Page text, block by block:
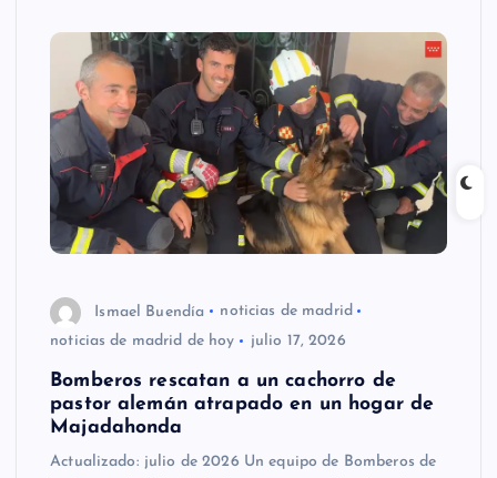
Ismael Buendía
noticias de madrid
noticias de madrid de hoy
julio 17, 2026
Bomberos rescatan a un cachorro de
pastor alemán atrapado en un hogar de
Majadahonda
Actualizado: julio de 2026 Un equipo de Bomberos de